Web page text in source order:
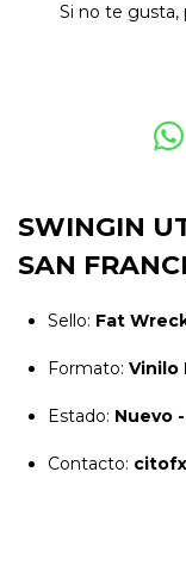
Si no te gusta,
SWINGIN
SAN
Sello: Fat
Formato: Vinilo
Estado: Nuevo
Contacto: